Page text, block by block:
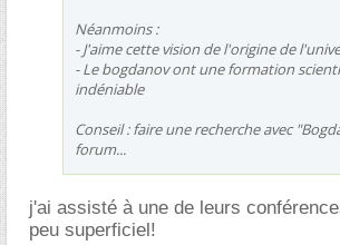
Néanmoins :
- J'aime cette vision de l'origine de
- Le bogdanov ont une formation
indéniable
Conseil : faire une recherche avec
forum...
j'ai assisté à une de leurs
peu superficiel!